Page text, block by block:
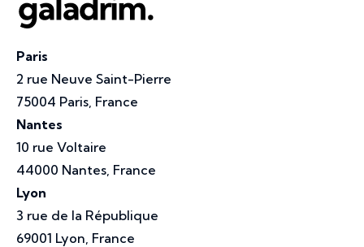
Paris
2 rue Neuve Saint-Pierre
75004 Paris, France
Nantes
10 rue Voltaire
44000 Nantes, France
Lyon
3 rue de la République
69001 Lyon, France